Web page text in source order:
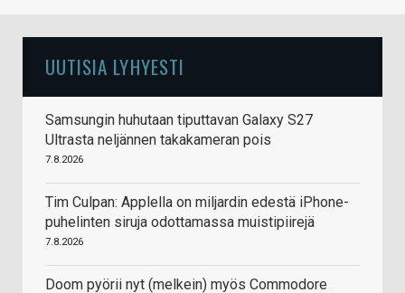
UUTISIA LYHYESTI
Samsungin huhutaan tiputtavan Galaxy S27
Ultrasta neljännen takakameran pois
7.8.2026
Tim Culpan: Applella on miljardin edestä iPhone-
puhelinten siruja odottamassa muistipiirejä
7.8.2026
Doom pyörii nyt (melkein) myös Commodore